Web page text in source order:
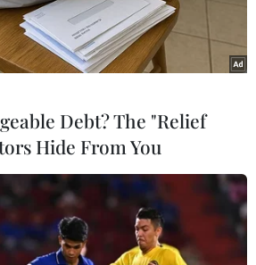
Debt? The "Relief
Hide From You